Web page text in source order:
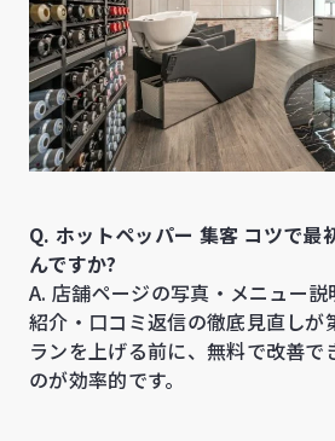
Q. ホットペッパー 集客 コツで最
んですか?
A. 店舗ページの写真・メニュー
紹介・口コミ返信の徹底見直しが
ランを上げる前に、無料で改善で
のが効率的です。